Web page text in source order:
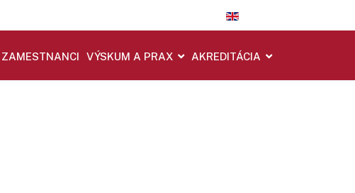
ZAMESTNANCI VÝSKUM A PRAX AKREDITÁCIA